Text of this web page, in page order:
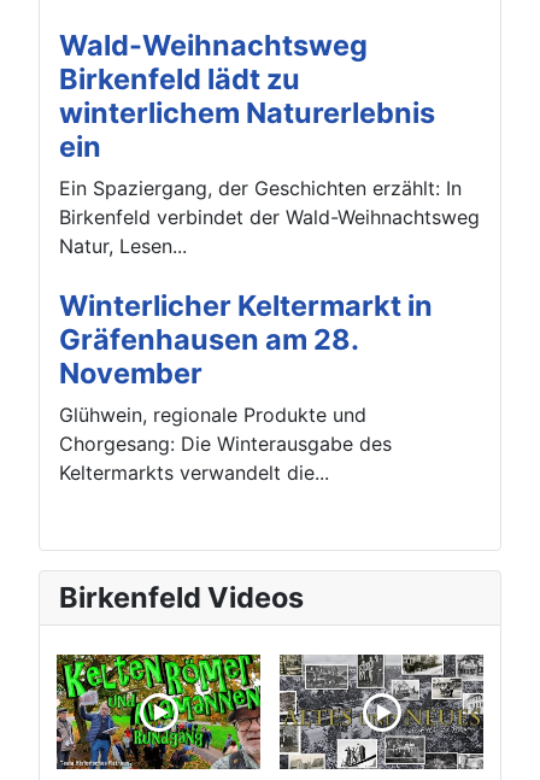
Wald-Weihnachtsweg
Birkenfeld lädt zu
winterlichem Naturerlebnis
ein
Ein Spaziergang, der Geschichten erzählt: In
Birkenfeld verbindet der Wald-Weihnachtsweg
Natur, Lesen...
Winterlicher Keltermarkt in
Gräfenhausen am 28.
November
Glühwein, regionale Produkte und
Chorgesang: Die Winterausgabe des
Keltermarkts verwandelt die...
Birkenfeld Videos